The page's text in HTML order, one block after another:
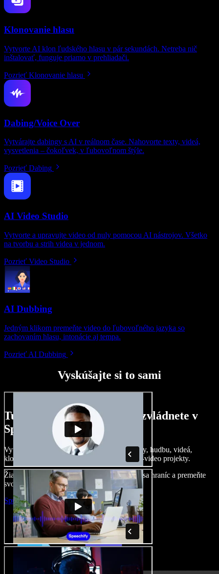
Klonovanie hlasu
Vytvorte AI klon ľudského hlasu v pár sekundách. Netreba nič
inštalovať, funguje priamo v prehliadači.
Pozrieť Klonovanie hlasu
Dabing/Voice Over
Vytvárajte dabingy s AI v reálnom čase. Nahovorte texty, videá,
vysvetlenia – čokoľvek, v ľubovoľnom štýle.
Pozrieť Dabing
AI Video Studio
Vytvorte a upravujte video od nuly pomocou AI nástrojov. Všetko
na tvorbu a strih videa v jednom.
Pozrieť Video Studio
AI Dubbing
Jedným klikom premeňte video do ľubovoľného jazyka so
zachovaním hlasu, intonácie aj tempa.
Pozrieť AI Dubbing
Vyskúšajte si to sami
Tu je malá ukážka toho, čo zvládnete v
Speechify Studio.
Vytvárajte dabingy, pridajte bezplatné obrázky, hudbu, videá,
klonujte svoj hlas – postavíte pôsobivé audio-video projekty.
Žiadne učenie, všetko v prehliadači – zbavte sa hraníc a premeňte
svoje nápady na realitu.
Spustiť Studio